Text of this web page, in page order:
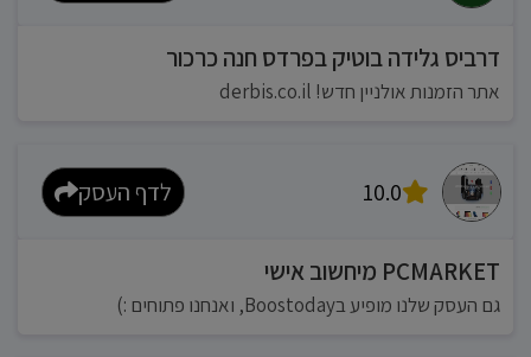
דרביס גלידה בוטיק בפרדס חנה כרכור
אתר הזמנות אולניין חדש! derbis.co.il
10.0 לדף העסק
PCMARKET מיחשוב אישי
גם העסק שלנו מופיע בBoostoday, ואנחנו פתוחים :)